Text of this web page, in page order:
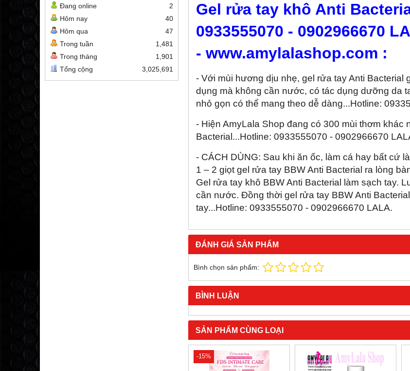
Đang online
2
Hôm nay
40
Hôm qua
47
Trong tuần
1,481
Trong tháng
1,901
Tổng cộng
3,025,691
Gel rửa tay khô Anti
0933555070 - 0902966670
- www.amylalashop.com :
- Với mùi hương dịu nhẹ, gel rửa tay Anti Bacterial
dụng mà không cần nước, có tác dụng dưỡng da
nhỏ gọn có thể mang theo dễ dàng...Hotline:
- Hiện AmyLala Shop đang có 300 mùi thơm khác
Bacterial ...Hotline: 0933555070 - 0902966670
- CÁCH DÙNG: Sau khi ăn ốc, làm cá hay bất cứ
1 – 2 giọt gel rửa tay BBW Anti Bacterial ra lòng
Gel rửa tay khô BBW Anti Bacterial
làm sạch tay.
cần nước. Đồng thời gel rửa tay BBW Anti Bacterial
tay...Hotline: 0933555070 - 0902966670 LALA.
ĐÁNH GIÁ SẢN PHẨM
Bình chọn sản phẩm:
BÌNH LUẬN
SẢN PHẨM CÙNG LOẠI
-15%